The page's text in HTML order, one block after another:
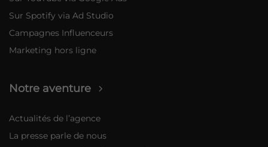
Sur Spotify via Ad Studio
Campagnes Influenceurs
Marketing hors ligne
Notre aventure
Actualités de l’agence
La presse parle de nous